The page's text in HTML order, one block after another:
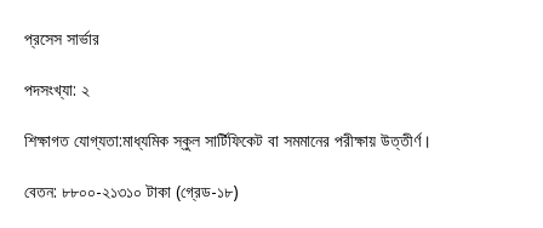
প্রসেস সার্ভার
পদসংখ্যা: ২
শিক্ষাগত যোগ্যতা:মাধ্যমিক স্কুল সার্টিফিকেট বা সমমানের পরীক্ষায় উত্তীর্ণ।
বেতন: ৮৮০০-২১৩১০ টাকা (গ্রেড-১৮)